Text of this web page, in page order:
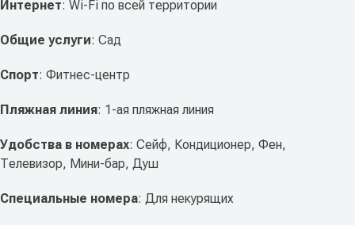
Интернет: Wi-Fi по всей территории
Общие услуги: Сад
Спорт: Фитнес-центр
Пляжная линия: 1-ая пляжная линия
Удобства в номерах: Сейф, Кондиционер, Фен,
Телевизор, Мини-бар, Душ
Специальные номера: Для некурящих